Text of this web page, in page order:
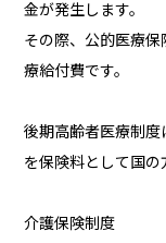
金が発生します。
その際、公的医療
療給付費です。
後期高齢者医療制度
を保険料として国の
介護保険制度